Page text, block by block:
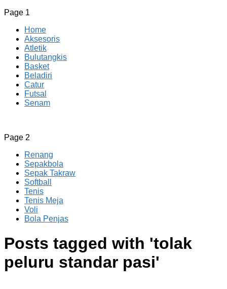
Page 1
Home
Aksesoris
Atletik
Bulutangkis
Basket
Beladiri
Catur
Futsal
Senam
CV JAYA BERSAMA Co Id
Menyediakan Semua Perlengkapan Olahraga Yang
Page 2
Renang
Sepakbola
Sepak Takraw
Softball
Tenis
Tenis Meja
Voli
Bola Penjas
Posts tagged with 'tolak
peluru standar pasi'